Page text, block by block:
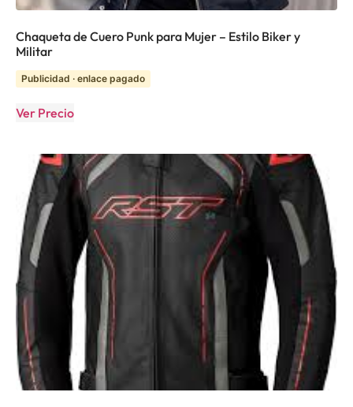
Chaqueta de Cuero Punk para Mujer – Estilo Biker y
Militar
Publicidad · enlace pagado
Ver Precio